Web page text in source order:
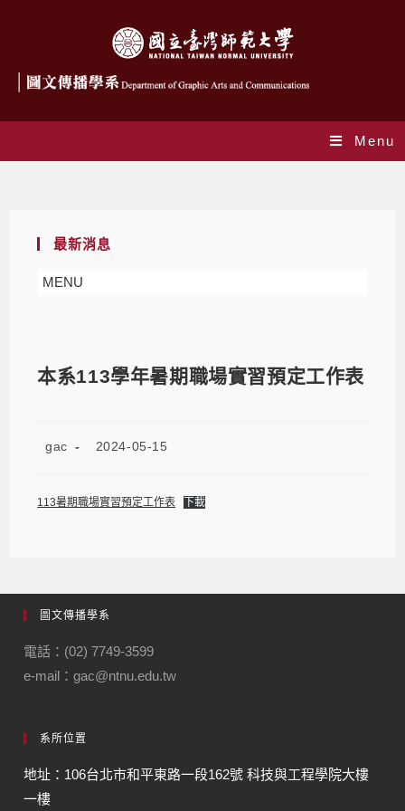
Menu
最新消息
MENU
本系113學年暑期職場實習預定工作表
gac 2024-05-15
113暑期職場實習預定工作表 下載
圖文傳播學系
電話：(02) 7749-3599
e-mail：gac@ntnu.edu.tw
系所位置
地址：106台北市和平東路一段162號 科技與工程學院大樓
一樓